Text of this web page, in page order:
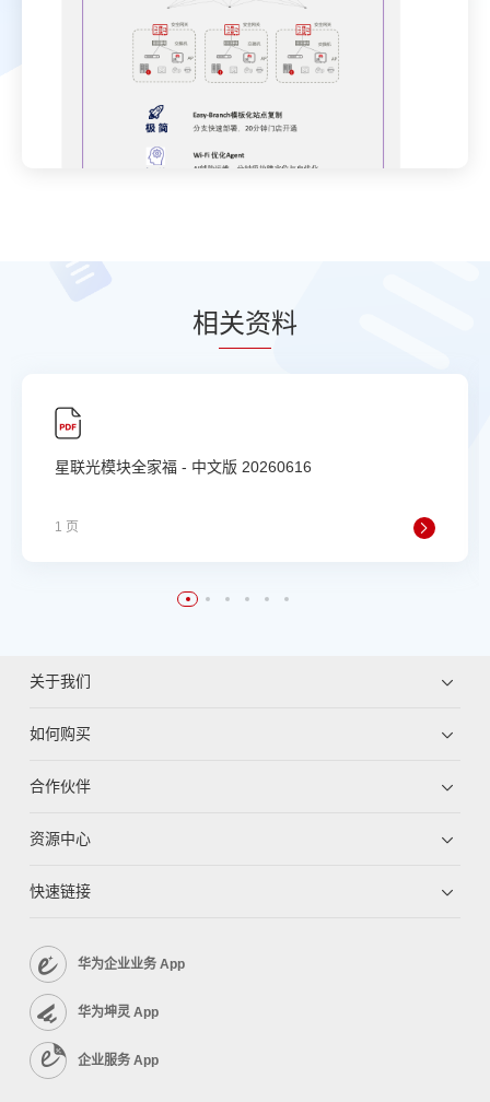
相关资料
星联光模块全家福 - 中文版 20260616
1 页
关于我们
如何购买
合作伙伴
资源中心
快速链接
华为企业业务 App
华为坤灵 App
企业服务 App